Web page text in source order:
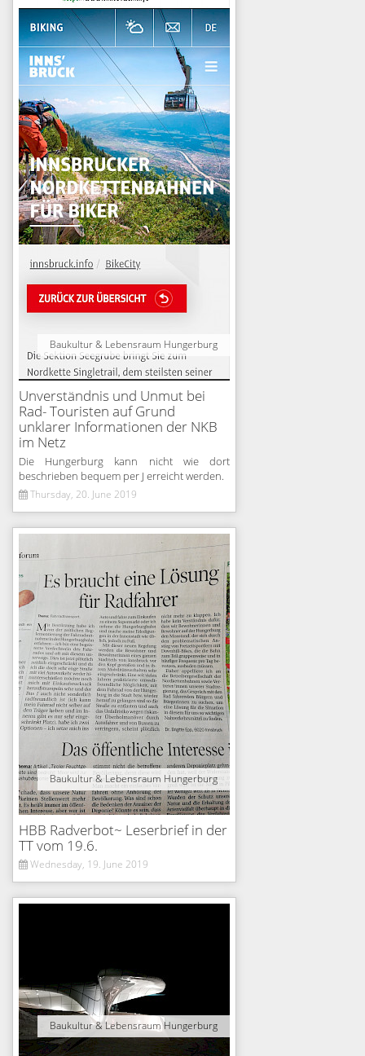
Baukultur & Lebensraum Hungerburg
Unverständnis und Unmut bei
Rad- Touristen auf Grund
unklarer Informationen der NKB
im Netz
Die Hungerburg kann nicht wie dort
beschrieben bequem per J erreicht werden.
Thursday, 20. June 2019
Baukultur & Lebensraum Hungerburg
HBB Radverbot~ Leserbrief in der
TT vom 19.6.
Wednesday, 19. June 2019
Baukultur & Lebensraum Hungerburg